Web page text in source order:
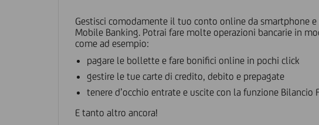
Gestisci comodamente il tuo conto online da smartphone
Mobile Banking. Potrai fare molte operazioni bancarie in
come ad esempio:
pagare le bollette e fare bonifici online in pochi click
gestire le tue carte di credito, debito e prepagate
tenere d’occhio entrate e uscite con la funzione Bilancio
E tanto altro ancora!